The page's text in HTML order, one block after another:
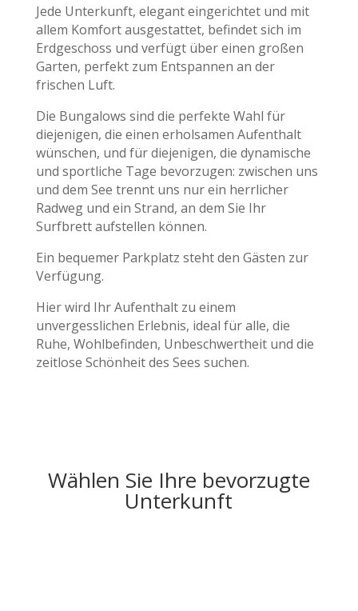
Jede Unterkunft, elegant eingerichtet und mit
allem Komfort ausgestattet, befindet sich im
Erdgeschoss und verfügt über einen großen
Garten, perfekt zum Entspannen an der
frischen Luft.
Die Bungalows sind die perfekte Wahl für
diejenigen, die einen erholsamen Aufenthalt
wünschen, und für diejenigen, die dynamische
und sportliche Tage bevorzugen: zwischen uns
und dem See trennt uns nur ein herrlicher
Radweg und ein Strand, an dem Sie Ihr
Surfbrett aufstellen können.
Ein bequemer Parkplatz steht den Gästen zur
Verfügung.
Hier wird Ihr Aufenthalt zu einem
unvergesslichen Erlebnis, ideal für alle, die
Ruhe, Wohlbefinden, Unbeschwertheit und die
zeitlose Schönheit des Sees suchen.
Wählen Sie Ihre bevorzugte
Unterkunft